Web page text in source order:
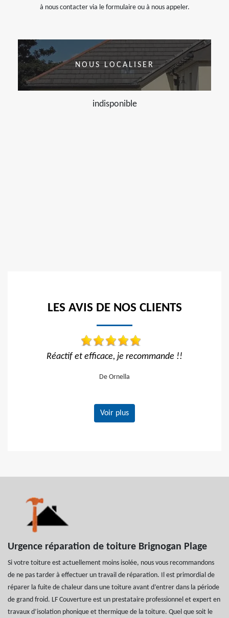
à nous contacter via le formulaire ou à nous appeler.
NOUS LOCALISER
indisponible
LES AVIS DE NOS CLIENTS
Travail impeccable Tarif correct Je recommande
Voir plus
Urgence réparation de toiture Brignogan Plage
Si votre toiture est actuellement moins isolée, nous vous recommandons
de ne pas tarder à effectuer un travail de réparation. Il est primordial de
réparer la fuite de chaleur dans une toiture avant d’entrer dans la période
de grand froid. LF Couverture est un prestataire professionnel et expert en
travaux d’isolation phonique et thermique de la toiture. Quel que soit le